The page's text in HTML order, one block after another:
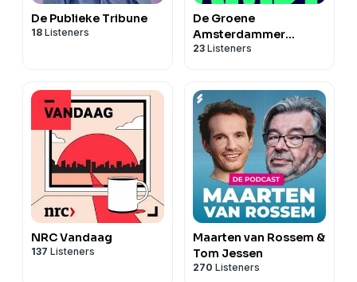
De Publieke Tribune
18 Listeners
De Groene
Amsterdammer
Podcast
23 Listeners
NRC Vandaag
137 Listeners
Maarten van Rossem &
Tom Jessen
270 Listeners